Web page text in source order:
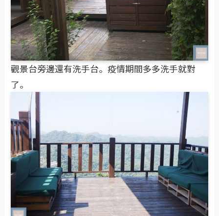
觀景台旁邊還有洗手台。疫情期間多多洗手就對
了。